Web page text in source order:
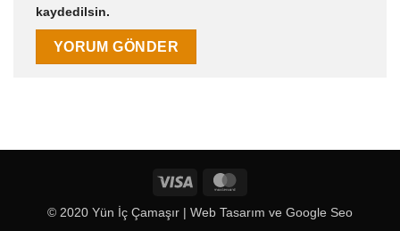
kaydedilsin.
Visa
© 2020 Yün İç Çamaşır | Web Tasarım ve Google Seo